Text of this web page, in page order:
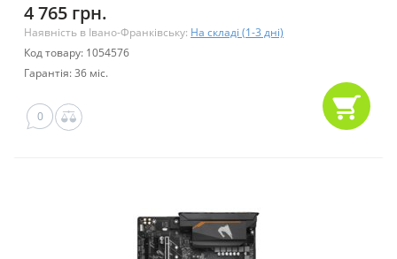
4 765 грн.
Наявність в Івано-Франківську: На складі (1-3 дні)
Код товару: 1054576
Гарантія: 36 міс.
0